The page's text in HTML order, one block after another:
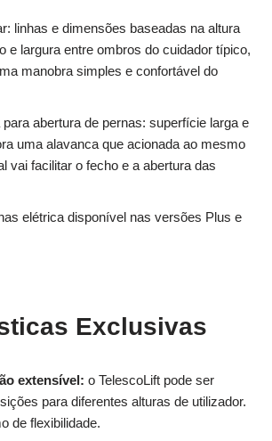
linhas e dimensões baseadas na altura
e largura entre ombros do cuidador típico,
manobra simples e confortável do
abertura de pernas: superfície larga e
uma alavanca que acionada ao mesmo
vai facilitar o fecho e a abertura das
elétrica disponível nas versões Plus e
Exclusivas
extensível: o TelescoLift pode ser
para diferentes alturas de utilizador.
de flexibilidade.